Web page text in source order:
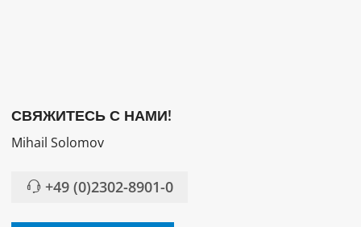
СВЯЖИТЕСЬ С НАМИ!
Mihail Solomov
+49 (0)2302-8901-0